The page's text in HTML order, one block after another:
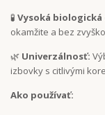
🧪 Vysoká
okamžite a bez
🌿 Univerzálnosť:
izbovky s citlivými
Ako používať: